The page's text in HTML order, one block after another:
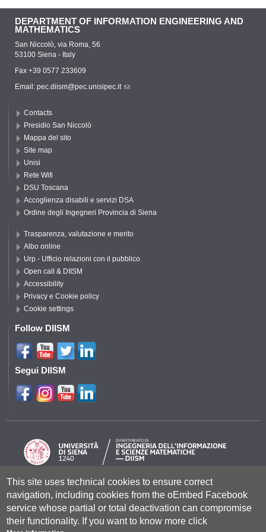
DEPARTMENT OF INFORMATION ENGINEERING AND
MATHEMATICS
San Niccolò, via Roma, 56
53100 Siena - Italy
Fax +39 0577 233609
Email: pec.diism@pec.unisipec.it
Contacts
Presidio San Niccolò
Mappa del sito
Site map
Unisi
Rete Wifi
DSU Toscana
Accoglienza disabili e servizi DSA
Ordine degli Ingegneri Provincia di Siena
Trasparenza, valutazione e merito
Albo online
Urp - Ufficio relazioni con il pubblico
Open call & DIISM
Accessibility
Privacy e Cookie policy
Cookie settings
Follow DIISM
Segui DIISM
Università degli Studi di Siena - Rettorato, via Banchi di Sotto 55, 53100
Siena ITALIA
P.IVA 00273530527 | C.F. 80002070524 |Coordinate bancarie|Caselle
Pec: Posta Elettronica Certificata |Fatturazione Elettronica
This site uses technical cookies to ensure correct
navigation, including cookies from the oEmbed Facebook
service whose partial or total deactivation can compromise
their functionality. If you want to know more click